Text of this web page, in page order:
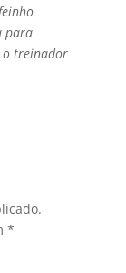
para
o treinador
*